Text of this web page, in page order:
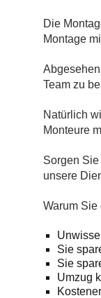
Die
Montage
Team zu
Natürlich
Monteure
Sorgen
unsere
Warum
Sie
Sie
Umzug